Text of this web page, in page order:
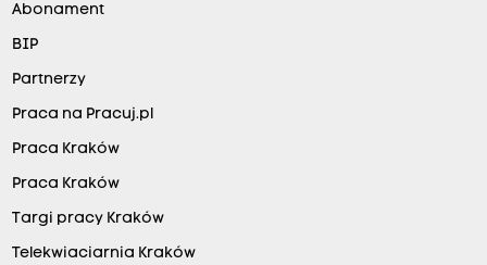
Abonament
BIP
Partnerzy
Praca na Pracuj.pl
Praca Kraków
Praca Kraków
Targi pracy Kraków
Telekwiaciarnia Kraków